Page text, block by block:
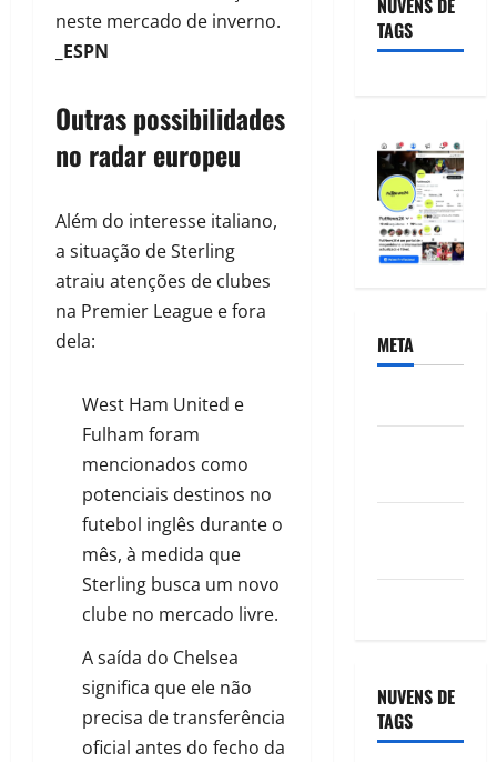
neste mercado de inverno.
_ESPN
Outras possibilidades
no radar europeu
Além do interesse italiano,
a situação de Sterling
atraiu atenções de clubes
na Premier League e fora
dela:
West Ham United e
Fulham foram
mencionados como
potenciais destinos no
futebol inglês durante o
mês, à medida que
Sterling busca um novo
clube no mercado livre.
A saída do Chelsea
significa que ele não
precisa de transferência
oficial antes do fecho da
NUVENS DE
TAGS
META
NUVENS DE
TAGS